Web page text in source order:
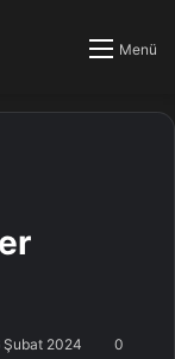
Menü
Şubat 2024 0